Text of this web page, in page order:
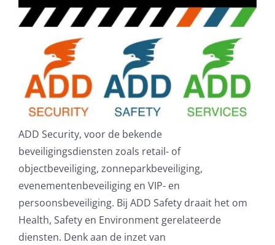
ADD Security, voor de bekende
beveiligingsdiensten zoals retail- of
objectbeveiliging, zonneparkbeveiliging,
evenementenbeveiliging en VIP- en
persoonsbeveiliging. Bij ADD Safety draait het om
Health, Safety en Environment gerelateerde
diensten. Denk aan de inzet van